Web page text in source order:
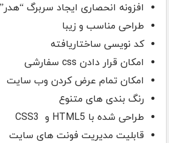
افزونه انحصاری ایجاد سربرگ “هدر”
طراحی مناسب و زیبا
کد نویسی ساختاریافته
امکان قرار دادن css سفارشی
امکان تمام عرض کردن وب سایت
رنگ بندی های متنوع
طراحی شده با HTML5 و CSS3
قابلیت مدیریت فونت های سایت